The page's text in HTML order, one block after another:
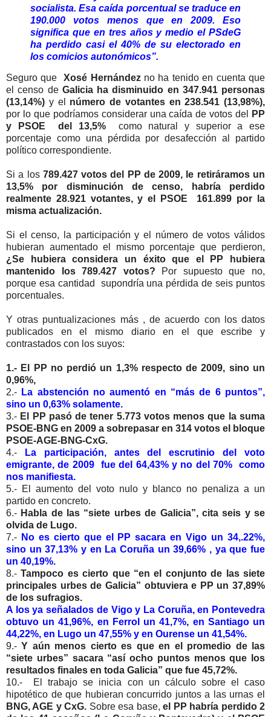
socialista. Esa caída porcentual se traduce en
190.000 votos menos que en 2009. Eso
significa que en tres años y medio el PSdeG
ha perdido casi el 40% de su electorado en
los comicios autonómicos”.
Seguro queXosé Hernándezno ha tenido en cuenta que
el censo de Galicia ha disminuido en 347.941 personas
(13,14%) y el número de votantes en 238.541 (13,98%),
por lo que podríamos considerar una caída de votos del
PP
y PSOE del 13,5%
como natural y superior a ese
porcentaje como una pérdida por desafección al partido
político correspondiente.
Si a los 789.427 votos del PP de 2009, le retiráramos un
13,5% por disminución de censo, habría perdido
realmente 28.921 votantes, y el PSOE 161.899 por la
misma actualización.
Si el censo, la participación y el número de votos válidos
hubieran aumentado el mismo porcentaje que perdieron,
¿Se hubiera considera un éxito que el PP hubiera
mantenido los 789.427 votos? Por supuesto que no,
porque esa cantidad supondría una pérdida de seis puntos
porcentuales.
Y otras puntualizaciones más , de acuerdo con los datos
publicados en el mismo diario en el que escribe y
contrastados con los suyos:
1.- El PP no perdió un 1,3% respecto de 2009, sino un
0,96%,
2.- La abstención no aumentó en “más de 6 puntos”,
sino un 0,63% solamente.
3.- El PP pasó de tener 5.773 votos menos que la suma
PSOE-BNG en 2009 a sobrepasar en 314 votos el bloque
PSOE-AGE-BNG-CxG.
4.-
La participación, antes del escrutinio del voto
emigrante, de 2009 fue del 64,43% y no del 70% como
nos manifiesta.
5.- El aumento del voto nulo y blanco no penaliza a un
partido en concreto.
6.- Habla de las “siete urbes de Galicia”, cita seis y se
olvida de Lugo.
7.- No es cierto que el PP sacara en Vigo un 34,.22%,
sino un 37,13% y en La Coruña un 39,66% , ya que fue
un 40,19%.
8.-Tampoco es cierto que “en el conjunto de las siete
principales urbes de Galicia” obtuviera e PP un 37,89%
de los sufragios.
A los ya señalados de Vigo y La Coruña, en Pontevedra
obtuvo un 41,96%, en Ferrol un 41,7%, en Santiago un
44,22%, en Lugo un 47,55% y en Ourense un 41,54%.
9.-Y aún menos cierto es que en el promedio de las
“siete urbes” sacara “así ocho puntos menos que los
resultados finales en toda Galicia” que fue 45,72%.
10.- El trabajo se inicia con un cálculo sobre el caso
hipotético de que hubieran concurrido juntos a las urnas el
BNG, AGE y CxG. Sobre esa base,el PP habría perdido 2